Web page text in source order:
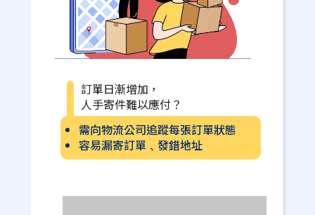
訂單日漸增加，
人手寄件難以應付？
需向物流公司追蹤每張訂單狀態
容易漏寄訂單﹑發錯地址